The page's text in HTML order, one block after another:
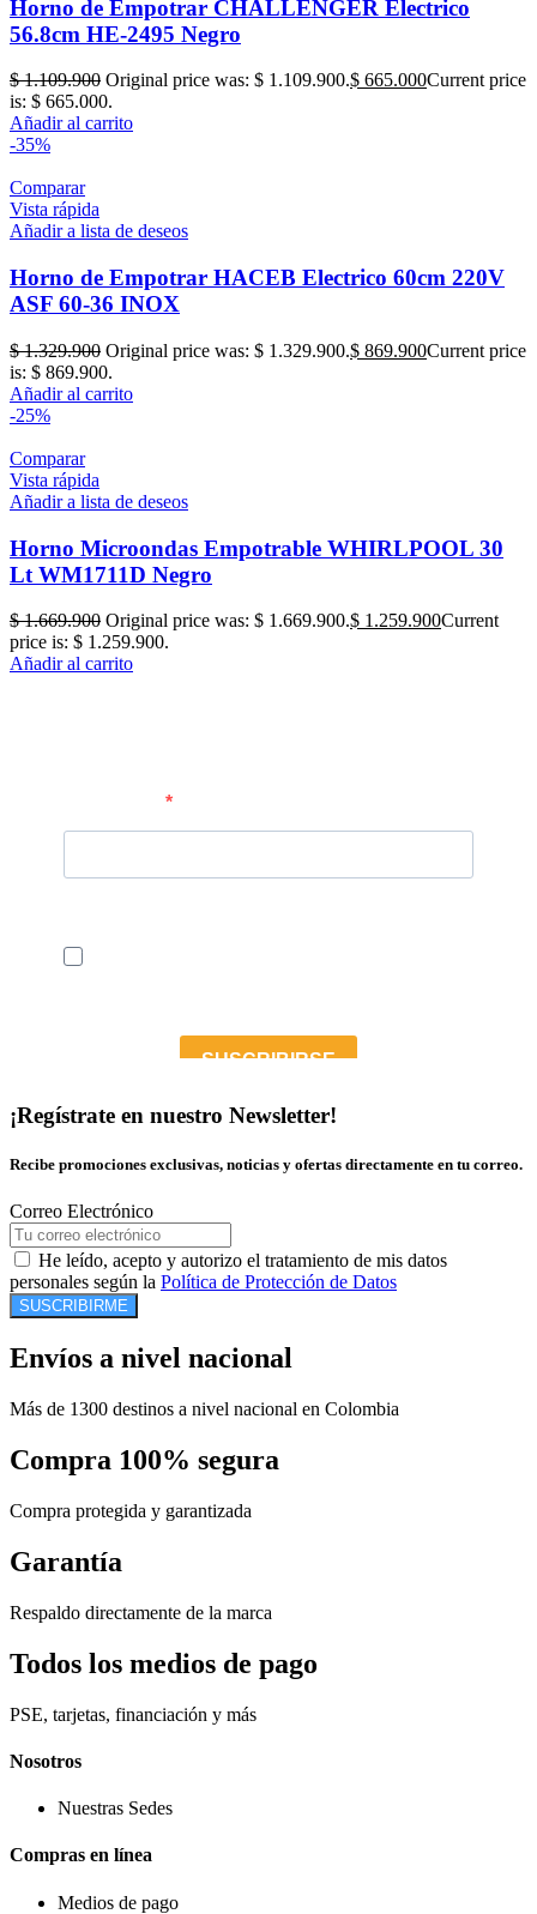
Horno de Empotrar CHALLENGER Electrico
56.8cm HE-2495 Negro
$1.109.900 Original price was: $ 1.109.900.$ 665.000Current price
is: $ 665.000.
Añadir al carrito
-35%
Comparar
Vista rápida
Añadir a lista de deseos
Horno de Empotrar HACEB Electrico 60cm 220V
ASF 60-36 INOX
$1.329.900 Original price was: $ 1.329.900.$ 869.900Current price
is: $ 869.900.
Añadir al carrito
-25%
Comparar
Vista rápida
Añadir a lista de deseos
Horno Microondas Empotrable WHIRLPOOL 30
Lt WM1711D Negro
$1.669.900 Original price was: $ 1.669.900.$ 1.259.900Current
price is: $ 1.259.900.
Añadir al carrito
¡Regístrate en nuestro Newsletter!
Recibe promociones exclusivas, noticias y ofertas directamente en tu correo.
Correo Electrónico
He leído, acepto y autorizo el tratamiento de mis datos
personales según la Política de Protección de Datos
SUSCRIBIRME
Envíos a nivel nacional
Más de 1300 destinos a nivel nacional en Colombia
Compra 100% segura
Compra protegida y garantizada
Garantía
Respaldo directamente de la marca
Todos los medios de pago
PSE, tarjetas, financiación y más
Nosotros
Nuestras Sedes
Compras en línea
Medios de pago